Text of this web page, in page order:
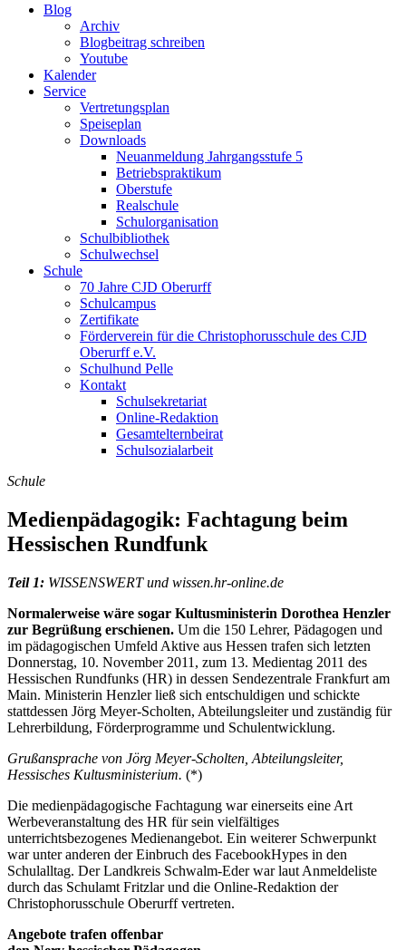
Blog
Archiv
Blogbeitrag schreiben
Youtube
Kalender
Service
Vertretungsplan
Speiseplan
Downloads
Neuanmeldung Jahrgangsstufe 5
Betriebspraktikum
Oberstufe
Realschule
Schulorganisation
Schulbibliothek
Schulwechsel
Schule
70 Jahre CJD Oberurff
Schulcampus
Zertifikate
Förderverein für die Christophorusschule des CJD
Oberurff e.V.
Schulhund Pelle
Kontakt
Schulsekretariat
Online-Redaktion
Gesamtelternbeirat
Schulsozialarbeit
Schule
Medienpädagogik: Fachtagung beim
Hessischen Rundfunk
Teil 1: WISSENSWERT und wissen.hr-online.de
Normalerweise wäre sogar Kultusministerin Dorothea Henzler
zur Begrüßung erschienen. Um die 150 Lehrer, Pädagogen und
im pädagogischen Umfeld Aktive aus Hessen trafen sich letzten
Donnerstag, 10. November 2011, zum 13. Medientag 2011 des
Hessischen Rundfunks (HR) in dessen Sendezentrale Frankfurt am
Main. Ministerin Henzler ließ sich entschuldigen und schickte
stattdessen Jörg Meyer-Scholten, Abteilungsleiter und zuständig für
Lehrerbildung, Förderprogramme und Schulentwicklung.
Grußansprache von Jörg Meyer-Scholten, Abteilungsleiter,
Hessisches Kultusministerium. (*)
Die medienpädagogische Fachtagung war einerseits eine Art
Werbeveran­staltung des HR für sein vielfältiges
unterrichtsbezogenes Medienangebot. Ein weiterer Schwerpunkt
war unter anderen der Einbruch des Facebook­Hypes in den
Schulalltag. DerLandkreis Schwalm-Ederwar laut Anmelde­liste
durch das Schulamt Fritzlar und die Online-Redaktion der
Christophorus­schule Oberurffvertreten.
Angebote trafen offenbar